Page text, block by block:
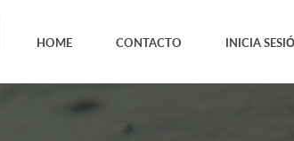
HOME CONTACTO INICIA